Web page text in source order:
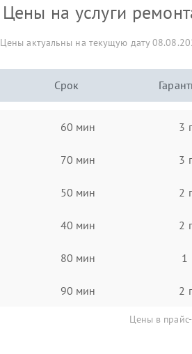
Цены на услуги
Цены актуальны на текущую дату
Срок
60 мин 3
70 мин 3
50 мин 2
40 мин 2
80 мин 1
90 мин 2
Цены в